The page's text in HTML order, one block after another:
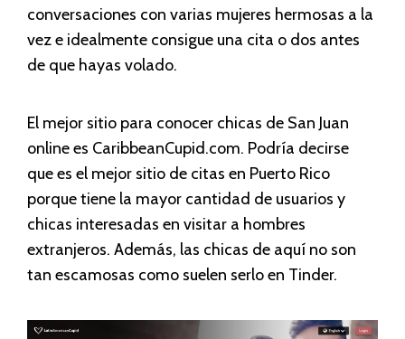
conversaciones con varias mujeres hermosas a la
vez e idealmente consigue una cita o dos antes
de que hayas volado.
El mejor sitio para conocer chicas de San Juan
online es CaribbeanCupid.com. Podría decirse
que es el mejor sitio de citas en Puerto Rico
porque tiene la mayor cantidad de usuarios y
chicas interesadas en visitar a hombres
extranjeros. Además, las chicas de aquí no son
tan escamosas como suelen serlo en Tinder.